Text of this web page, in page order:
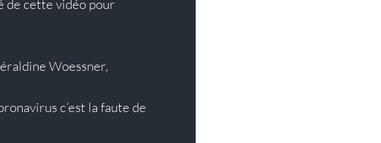
de cette vidéo pour
Woessner,
c’est la faute de